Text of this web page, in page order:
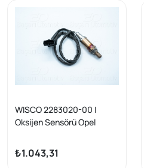
WISCO 2283020-00 |
Oksijen Sensörü Opel
Z16xe 98 >
₺1.043,31